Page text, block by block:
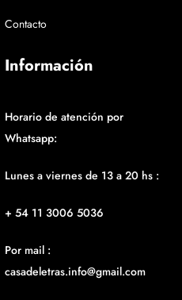
Contacto
Información
Horario de atención por
Whatsapp:
Lunes a viernes de 13 a 20 hs :
+ 54 11 3006 5036
Por mail :
casadeletras.info@gmail.com